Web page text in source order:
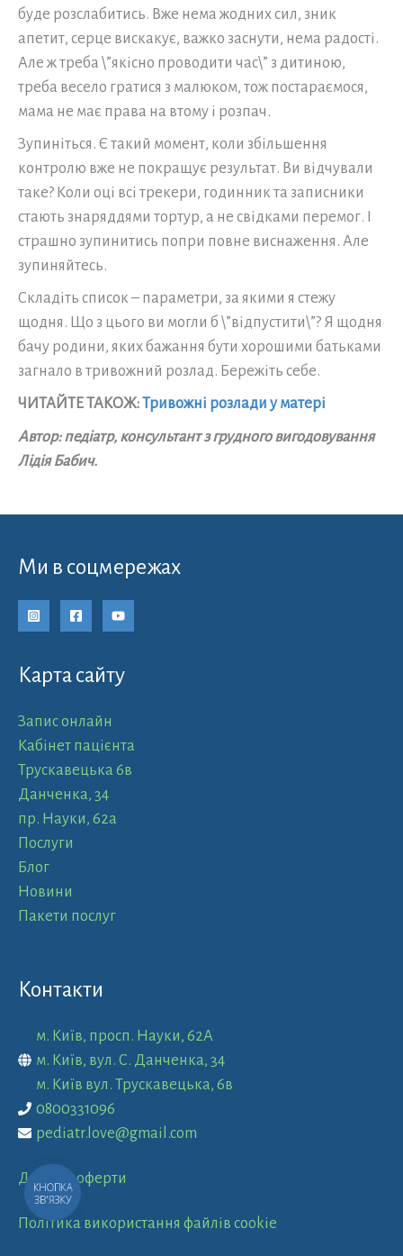
буде розслабитись. Вже нема жодних сил, зник
апетит, серце вискакує, важко заснути, нема радості.
Але ж треба \”якісно проводити час\” з дитиною,
треба весело гратися з малюком, тож постараємося,
мама не має права на втому і розпач.
Зупиніться. Є такий момент, коли збільшення
контролю вже не покращує результат. Ви відчували
таке? Коли оці всі трекери, годинник та записники
стають знаряддями тортур, а не свідками перемог. І
страшно зупинитись попри повне виснаження. Але
зупиняйтесь.
Складіть список – параметри, за якими я стежу
щодня. Що з цього ви могли б \”відпустити\”? Я щодня
бачу родини, яких бажання бути хорошими батьками
загнало в тривожний розлад. Бережіть себе.
ЧИТАЙТЕ ТАКОЖ:Тривожні розлади у матері
Автор: педіатр, консультант з грудного вигодовування
Лідія Бабич.
Ми в соцмережах
Карта сайту
Запис онлайн
Кабінет пацієнта
Трускавецька 6в
Данченка, 34
пр. Науки, 62а
Послуги
Блог
Новини
Пакети послуг
Контакти
м. Київ, просп. Науки, 62А
м. Київ, вул. С. Данченка, 34
м. Київ вул. Трускавецька, 6в
0800331096
pediatr.love@gmail.com
Договір оферти
Політика використання файлів cookie
КНОПКА
ЗВ'ЯЗКУ